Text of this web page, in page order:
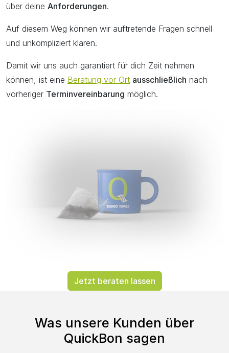
über deine Anforderungen.
Auf diesem Weg können wir auftretende Fragen schnell
und unkompliziert klären.
Damit wir uns auch garantiert für dich Zeit nehmen
können, ist eine Beratung vor Ort ausschließlich nach
vorheriger Terminvereinbarung möglich.
Jetzt beraten lassen
Was unsere Kunden über
QuickBon sagen